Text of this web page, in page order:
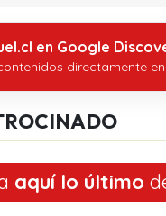
en Google
directamente
aquí lo último